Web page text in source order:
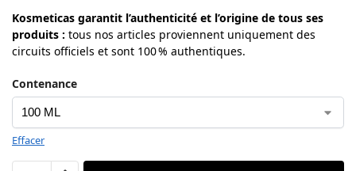
Kosmeticas garantit l’authenticité et l’origine de tous ses
produits : tous nos articles proviennent uniquement des
circuits officiels et sont 100 % authentiques.
Contenance
Effacer